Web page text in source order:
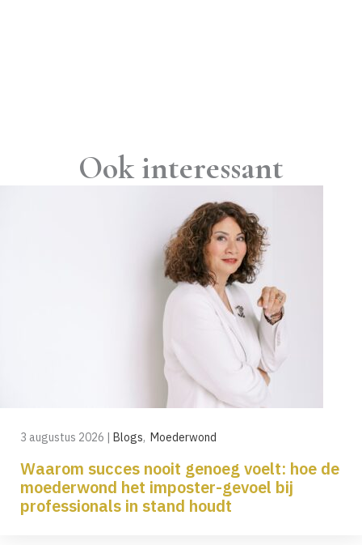
Ook interessant
3 augustus 2026 | Blogs, Moederwond
Waarom succes nooit genoeg voelt: hoe de
moederwond het imposter-gevoel bij
professionals in stand houdt